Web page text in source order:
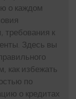
о каждом
требования к
Здесь вы
как избежать
по
о кредитах